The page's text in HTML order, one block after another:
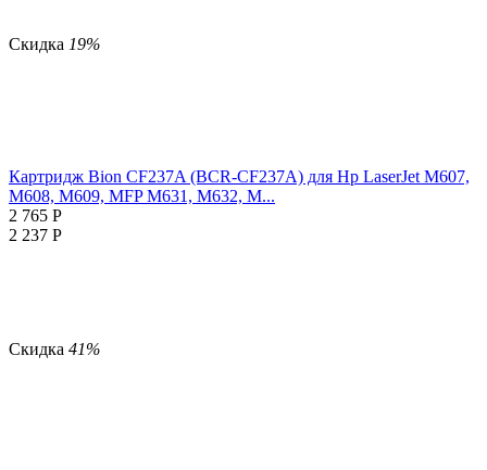
Скидка 19%
Картридж Bion CF237A (BCR-CF237A) для Hp LaserJet M607,
M608, M609, MFP M631, M632, M...
2 765 Р
2 237 Р
Скидка 41%